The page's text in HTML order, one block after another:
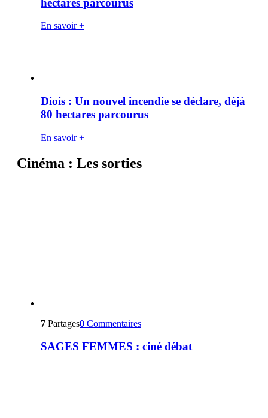
En savoir +
Diois : Un nouvel incendie se déclare, déjà
80 hectares parcourus
En savoir +
Cinéma : Les sorties
7 Partages0 Commentaires
SAGES FEMMES : ciné débat